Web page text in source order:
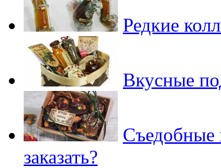
Редкие
Вкусные
Съедобные
заказать?